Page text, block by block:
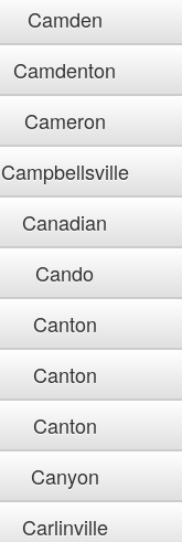
Camden
Camdenton
Cameron
Campbellsville
Canadian
Cando
Canton
Canton
Canton
Canyon
Carlinville